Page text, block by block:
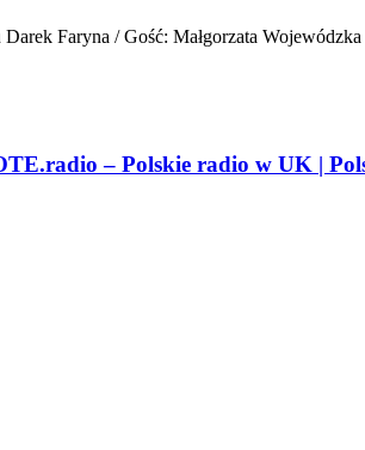
Darek Faryna / Gość: Małgorzata Wojewódzka